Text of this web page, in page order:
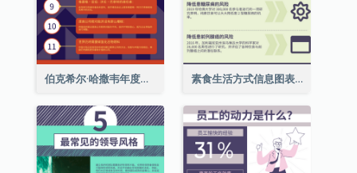
伯克希尔·哈撒韦年度股东大会的11个要点 素食生活方式信息图表